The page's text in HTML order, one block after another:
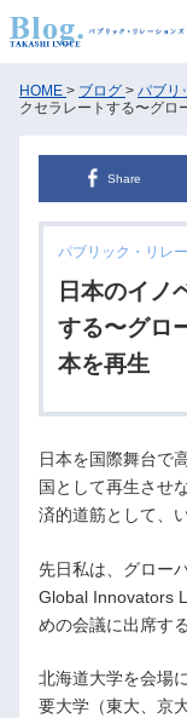
ブログ
パブリック・リレーショ
アカデミック活動
井之上PRグループ
HOME > ブログ > パブリ
クセラレートする〜グロ
Share
パブリック・リレ
日本のイノ
する〜グロ
本を再生
日本を国際舞台で
国として再生させ
済的道筋として、
先日私は、グロー
Global Innovators
めの会議に出席す
北海道大学を会場
要大学（東大、京